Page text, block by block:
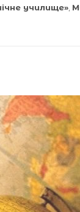
училище»